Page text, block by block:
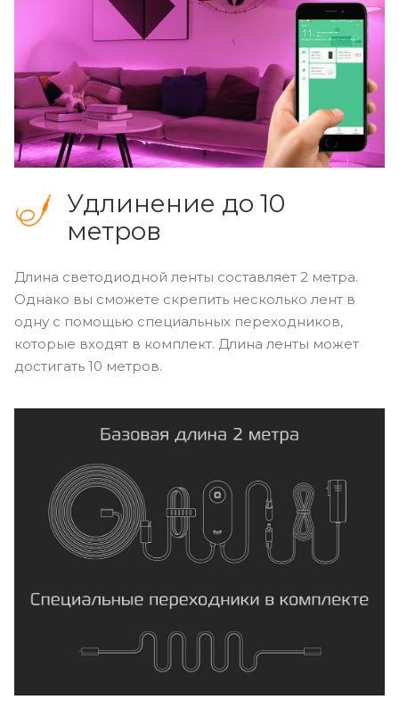
Удлинение до 10
метров
Длина светодиодной ленты составляет 2 метра.
Однако вы сможете скрепить несколько лент в
одну с помощью специальных переходников,
которые входят в комплект. Длина ленты может
достигать 10 метров.